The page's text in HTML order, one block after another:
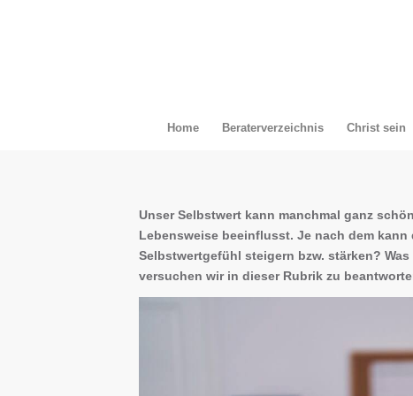
Home Beraterverzeichnis Christ sein
Unser Selbstwert kann manchmal ganz
Lebensweise beeinflusst. Je nach dem
Selbstwertgefühl steigern bzw. stärken?
versuchen wir in dieser Rubrik zu